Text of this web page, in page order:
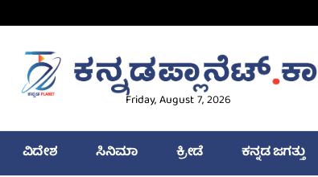
Friday, August 7, 2026
ವಿದೇಶ ಸಿನಿಮಾ ಕ್ರೀಡೆ ಕನ್ನಡ ಜಗತ್ತು